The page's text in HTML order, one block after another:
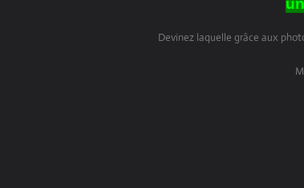
Devinez laquelle grâce aux